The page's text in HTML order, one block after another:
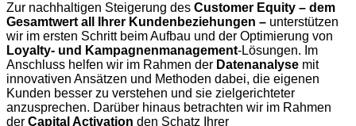
Zur nachhaltigen Steigerung des Customer Equity – dem
Gesamtwert all Ihrer Kundenbeziehungen – unterstützen
wir im ersten Schritt beim Aufbau und der Optimierung von
Loyalty- und Kampagnenmanagement-Lösungen. Im
Anschluss helfen wir im Rahmen der Datenanalyse mit
innovativen Ansätzen und Methoden dabei, die eigenen
Kunden besser zu verstehen und sie zielgerichteter
anzusprechen. Darüber hinaus betrachten wir im Rahmen
der Capital Activation den Schatz Ihrer